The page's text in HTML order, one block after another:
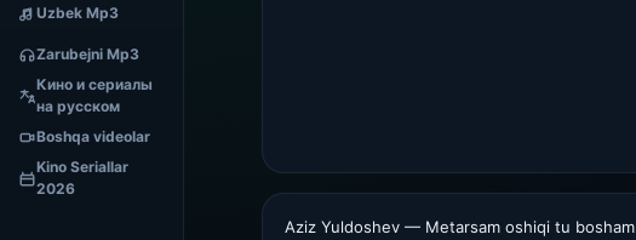
Uzbek Mp3
Zarubejni Mp3
Кино и сериалы
на русском
Boshqa videolar
Kino Seriallar
2026
Aziz Yuldoshev — Metarsam oshiqi tu bosham